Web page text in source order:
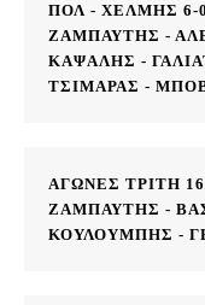
ΠΟΛ - ΧΕΛΜΗΣ 6-0
ΖΑΜΠΑΥΤΗΣ -
ΚΑΨΑΛΗΣ -
ΤΣΙΜΑΡΑΣ -
ΑΓΩΝΕΣ ΤΡΙΤΗ
ΖΑΜΠΑΥΤΗΣ -
ΚΟΥΛΟΥΜΠΗΣ -